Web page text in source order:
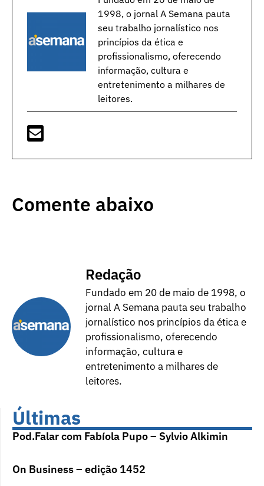
1998, o jornal A Semana pauta
seu trabalho jornalístico nos
princípios da ética e
profissionalismo, oferecendo
informação, cultura e
entretenimento a milhares de
leitores.
Comente abaixo
Redação
Fundado em 20 de maio de 1998, o
jornal A Semana pauta seu trabalho
jornalístico nos princípios da ética e
profissionalismo, oferecendo
informação, cultura e
entretenimento a milhares de
leitores.
Últimas
Pod.Falar com Fabíola Pupo – Sylvio Alkimin
On Business – edição 1452